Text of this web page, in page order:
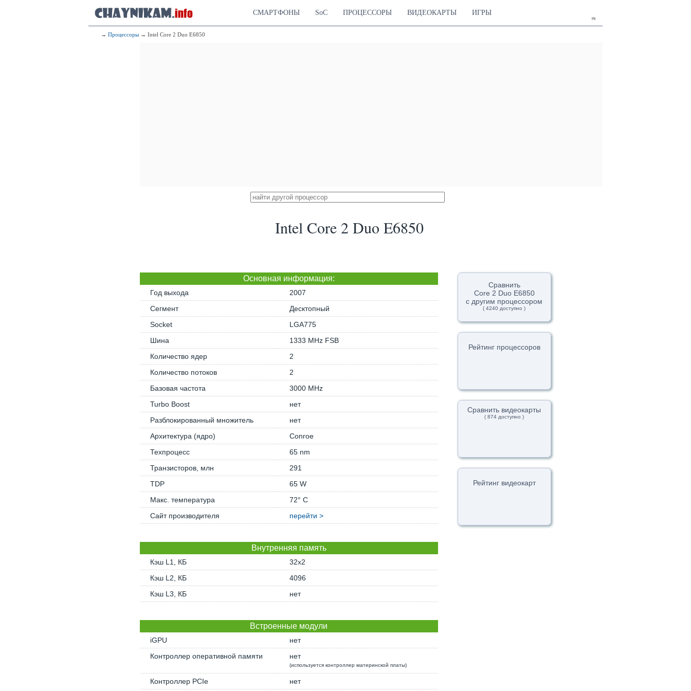
ru
СМАРТФОНЫ SoC ПРОЦЕССОРЫ ВИДЕОКАРТЫ ИГРЫ
→ Процессоры → Intel Core 2 Duo E6850
Intel Core 2 Duo E6850
Основная информация:
Год выхода
2007
Сегмент
Десктопный
Socket
LGA775
Шина
1333 MHz FSB
Количество ядер
2
Количество потоков
2
Базовая частота
3000 MHz
Turbo Boost
нет
Разблокированный множитель
нет
Архитектура (ядро)
Conroe
Техпроцесс
65 nm
Транзисторов, млн
291
TDP
65 W
Макс. температура
72° C
Сайт производителя
перейти >
Внутренняя память
Кэш L1, КБ
32x2
Кэш L2, КБ
4096
Кэш L3, КБ
нет
Встроенные модули
iGPU
нет
Контроллер оперативной памяти
нет
(используется контроллер материнской платы)
Контроллер PCIe
нет
Сравнить
Core 2 Duo E6850
с другим процессором
( 4240 доступно )
Рейтинг процессоров
Сравнить видеокарты
( 874 доступно )
Рейтинг видеокарт